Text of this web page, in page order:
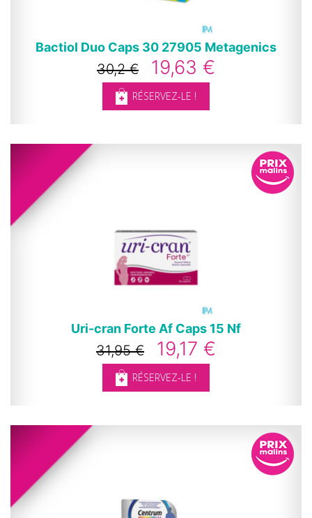
Bactiol Duo Caps 30 27905 Metagenics
30,2 € 19,63 €
RÉSERVEZ-LE !
Uri-cran Forte Af Caps 15 Nf
31,95 € 19,17 €
RÉSERVEZ-LE !